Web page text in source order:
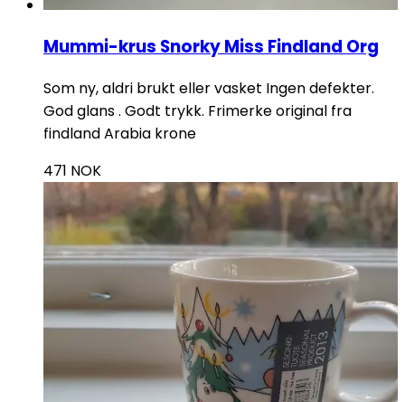
Mummi-krus Snorky Miss Findland Org
Som ny, aldri brukt eller vasket Ingen defekter.
God glans . Godt trykk. Frimerke original fra
findland Arabia krone
471 NOK